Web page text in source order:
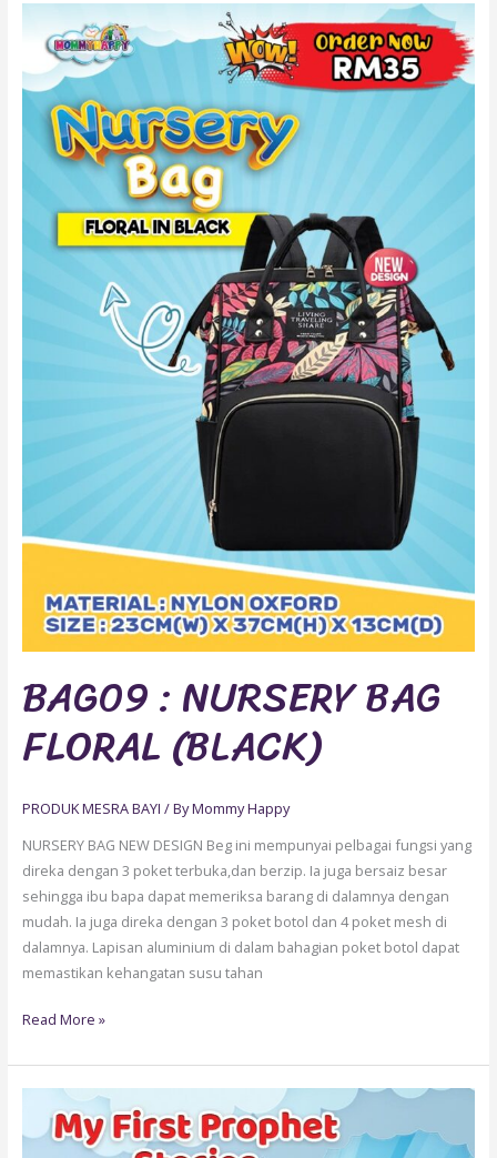
BAG09 : NURSERY BAG
FLORAL (BLACK)
PRODUK MESRA BAYI / ByMommy Happy
NURSERY BAG NEW DESIGN Beg ini mempunyai pelbagai fungsi yang
direka dengan 3 poket terbuka,dan berzip. Ia juga bersaiz besar
sehingga ibu bapa dapat memeriksa barang di dalamnya dengan
mudah. Ia juga direka dengan 3 poket botol dan 4 poket mesh di
dalamnya. Lapisan aluminium di dalam bahagian poket botol dapat
memastikan kehangatan susu tahan
NURSERY
BAG
FLORAL
(BLACK)
Read More »